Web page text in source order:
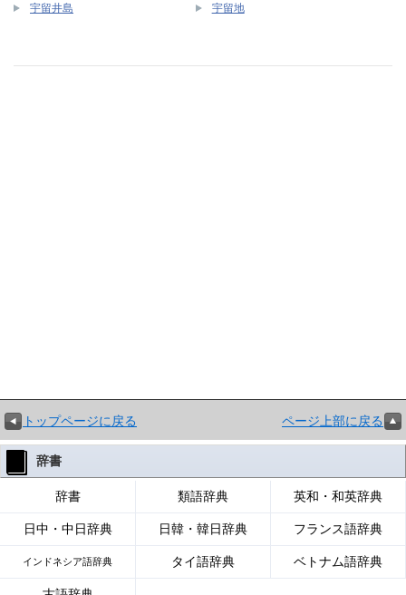
宇留井島 宇留地
トップページに戻る ページ上部に戻る
辞書
辞書 類語辞典 英和・和英辞典
日中・中日辞典 日韓・韓日辞典 フランス語辞典
インドネシア語辞典 タイ語辞典 ベトナム語辞典